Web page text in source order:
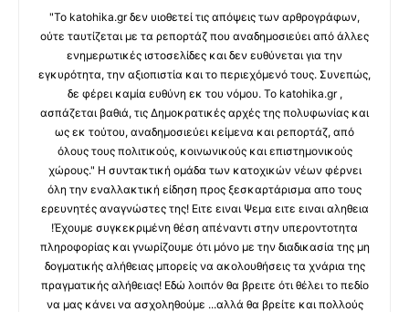
"Το katohika.gr δεν υιοθετεί τις απόψεις των αρθρογράφων,
ούτε ταυτίζεται με τα ρεπορτάζ που αναδημοσιεύει από άλλες
ενημερωτικές ιστοσελίδες και δεν ευθύνεται για την
εγκυρότητα, την αξιοπιστία και το περιεχόμενό τους. Συνεπώς,
δε φέρει καμία ευθύνη εκ του νόμου. Το katohika.gr ,
ασπάζεται βαθιά, τις Δημοκρατικές αρχές της πολυφωνίας και
ως εκ τούτου, αναδημοσιεύει κείμενα και ρεπορτάζ, από
όλους τους πολιτικούς, κοινωνικούς και επιστημονικούς
χώρους." Η συντακτική ομάδα των κατοχικών νέων φέρνει
όλη την εναλλακτική είδηση προς ξεσκαρτάρισμα απο τους
ερευνητές αναγνώστες της! Ειτε ειναι Ψεμα ειτε ειναι αληθεια
!Έχουμε συγκεκριμένη θέση απέναντι στην υπεροντοτητα
πληροφορίας και γνωρίζουμε ότι μόνο με την διαδικασία της μη
δογματικής αλήθειας μπορείς να ακολουθήσεις τα χνάρια της
πραγματικής αλήθειας! Εδώ λοιπόν θα βρειτε ότι θέλει το πεδίο
να μας κάνει να ασχοληθούμε ...αλλά θα βρείτε και πολλούς